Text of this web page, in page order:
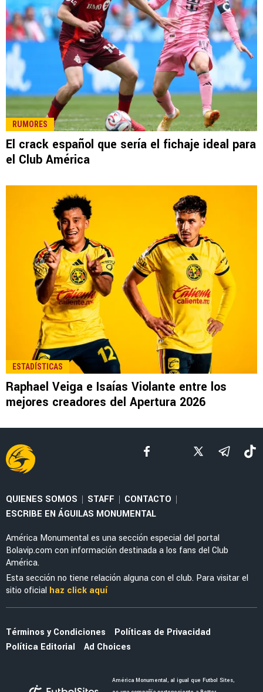
LEE TAMBIÉN
NOTICIAS
La alineación del América de Guillermo
Almada con el refuerzo Óscar Perea